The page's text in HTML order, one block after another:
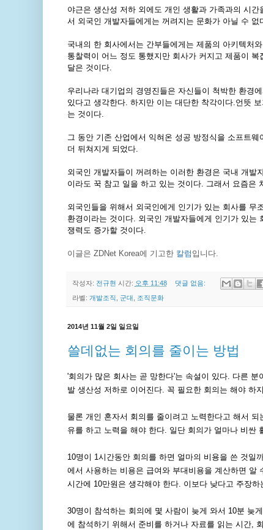
야근은 생산성 저하 외에도 개인 생활과 가족과의 시
서 외국인 개발자들에게는 꺼려지는 문화가 아닐 수 없
국내의 한 회사에서는 간부들에게는 제품의 아키텍처
통찰력이 어느 정도 통했지만 회사가 커지고 제품이
달은 것이다.
우리나라 대기업의 경영진들은 자신들이 척박한 환경
있다고 생각한다. 하지만 이는 대단한 착각이다.언뜻
는 것이다.
그 동안 기존 산업에서 익혀온 성공 방정식을 소프트
더 뒤쳐지게 되었다.
외국인 개발자들이 꺼려하는 이러한 환경은 국내 개발
이라도 꾹 참고 일을 하고 있는 것이다. 그래서 요즘은
외국인들을 위해서 외국인에게 인기가 있는 회사를 무
환경이라는 것이다. 외국인 개발자들에게 인기가 있는
쟁력도 증가할 것이다.
이글은 ZDNet Korea에 기고한 칼럼 입니다.
작성자: 전규현 시간: 오후 11:48 댓글 없음:
라벨: 개발조직, 군대 , 조직문화
2014년 11월 2일 일요일
쓸데없는 회의를 줄이는 방법
'회의가 많은 회사는 곧 망한다'는 속설이 있다. 다른
발 생산성 저하로 이어진다. 꼭 필요한 회의는 해야 하
물론 개인 혼자서 회의를 줄이려고 노력한다고 해서
유를 하고 노력을 해야 한다. 일단 회의가 얼마나 비싼
10명이 1시간동안 회의를 하면 얼마의 비용을 쓴 것일
에서 사용하는 비용은 급여와 부대비용을 계산하면
시간에 10만원은 생각해야 한다. 이보다 낮다고 주장
30명이 참석하는 회의에 몇 사람이 늦게 와서 10분 늦
에 참석하기 위해서 준비를 하거나 자료를 읽는 시간,